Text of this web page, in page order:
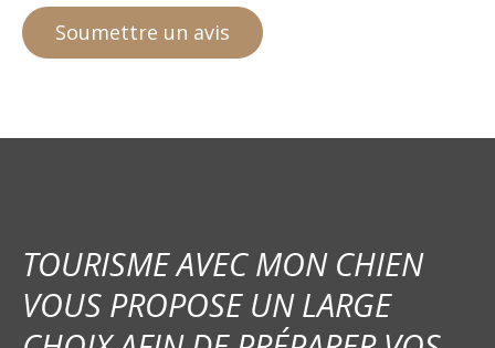
TOURISME AVEC MON CHIEN
VOUS PROPOSE UN LARGE